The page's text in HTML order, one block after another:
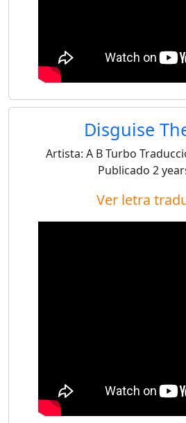
Disguise
Artista: A B Turbo
Publicado 2
Ver letra